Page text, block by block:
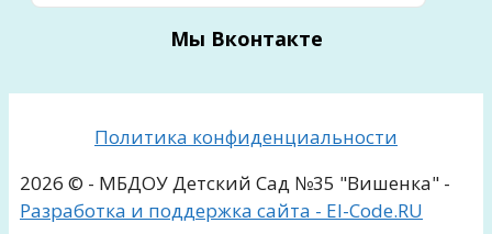
Мы Вконтакте
Политика конфиденциальности
2026 © - МБДОУ Детский Сад №35 "Вишенка" -
Разработка и поддержка сайта - El-Code.RU